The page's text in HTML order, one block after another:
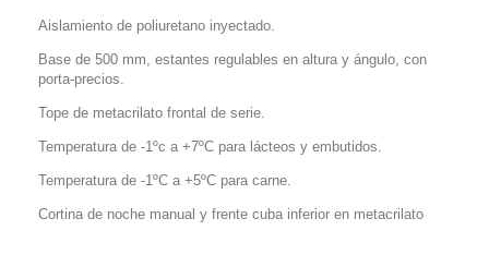
Aislamiento de poliuretano inyectado.
Base de 500 mm, estantes regulables en altura y ángulo, con
porta-precios.
Tope de metacrilato frontal de serie.
Temperatura de -1ºc a +7ºC para lácteos y embutidos.
Temperatura de -1ºC a +5ºC para carne.
Cortina de noche manual y frente cuba inferior en metacrilato